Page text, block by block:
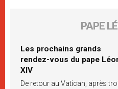
PAPE
Les prochains grands
rendez-vous du pape
XIV
De retour au Vatican, après